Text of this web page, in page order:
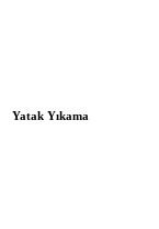
Yatak Yıkama